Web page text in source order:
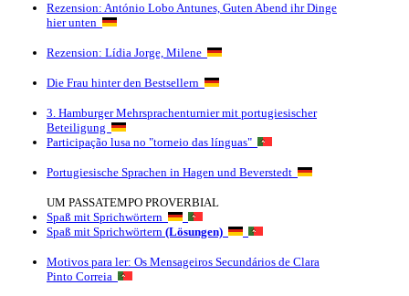
Rezension: António Lobo Antunes, Guten Abend ihr Dinge
hier unten
Rezension: Lídia Jorge, Milene
Die Frau hinter den Bestsellern
3. Hamburger Mehrsprachenturnier mit portugiesischer
Beteiligung
Participação lusa no "torneio das línguas"
Portugiesische Sprachen in Hagen und Beverstedt
UM PASSATEMPO PROVERBIAL
Spaß mit Sprichwörtern
Spaß mit Sprichwörtern (Lösungen)
Motivos para ler: Os Mensageiros Secundários de Clara
Pinto Correia